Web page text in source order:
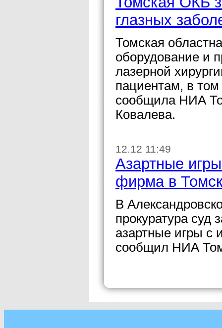
глазных
Томская
оборудование и
лазерной
пациентам, в
сообщила НИА
Ковалева.
12.12 11:49
Азартные
фирма в
В
прокуратура
азартные игры с
сообщил НИА